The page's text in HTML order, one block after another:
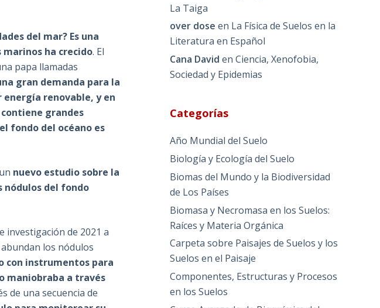
del mar? Es una
ha crecido. El
papa llamadas
gran demanda para la
renovable, y en
grandes
fondo del océano es
nuevo estudio sobre la
nódulos del fondo
investigación de 2021 a
los nódulos
con instrumentos para
maniobraba a través
de una secuencia de
La Taiga
over dose en La Física de Suelos en la
Literatura en Español
Cana David enCiencia, Xenofobia,
Sociedad y Epidemias
Categorías
Año Mundial del Suelo
Biología y Ecología del Suelo
Biomas del Mundo y la Biodiversidad
de Los Países
Biomasa y Necromasa en los Suelos:
Raíces y Materia Orgánica
Carpeta sobre Paisajes de Suelos y los
Suelos en el Paisaje
Componentes, Estructuras y Procesos
en los Suelos